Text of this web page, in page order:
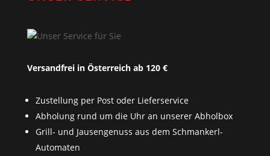
Versandfrei in Österreich ab 120 €
Zustellung per Post oder Lieferservice
Abholung rund um die Uhr an unserer Abholbox
Grill- und Jausengenuss aus dem Schmankerl-
Automaten